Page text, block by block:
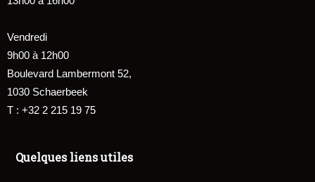
Vendredi
9h00 à 12h00
Boulevard Lambermont 52,
1030 Schaerbeek
T : +32 2 215 19 75
Quelques liens utiles